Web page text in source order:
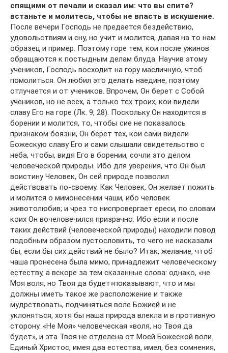
спящими от печали и сказал им: что вы спите?
встаньте и молитесь, чтобы не впасть в искушение.
После вечери Господь не предается бездействию,
удовольствиям и сну, но учит и молится, давая на то нам
образец и пример. Поэтому горе тем, кои после ужинов
обращаются к постыдным делам блуда. Научив этому
учеников, Господь восходит на гору масличную, чтоб
помолиться. Он любил это делать наедине, поэтому
отлучается и от учеников. Впрочем, Он берет с Собой
учеников, но не всех, а только тех троих, кои видели
славу Его на горе (Лк. 9, 28). Поскольку Он находится в
борении и молится, то, чтобы сие не показалось
признаком боязни, Он берет тех, кои сами видели
Божескую славу Его и сами слышали свидетельство с
неба, чтобы, видя Его в борении, сочли это делом
человеческой природы. Ибо для уверения, что Он был
воистину Человек, Он сей природе позволил
действовать по-своему. Как Человек, Он желает пожить
и молится о мимонесении чаши, ибо человек
животолюбив; и чрез то ниспровергает ереси, по словам
коих Он вочеловечился призрачно. Ибо если и после
таких действий (человеческой природы) находили повод
подобным образом пустословить, то чего не насказали
бы, если бы сих действий не было? Итак, желание, чтоб
чаша пронесена была мимо, принадлежит человеческому
естеству, а вскоре за тем сказанные слова: однако, «не
Моя воля, но Твоя да будет»показывают, что и мы
должны иметь такое же расположение и также
мудрствовать, подчиняться воле Божией и не
уклоняться, хотя бы наша природа влекла и в противную
сторону. «Не Моя» человеческая «воля, но Твоя да
будет», и эта Твоя не отделена от Моей Божеской воли.
Единый Христос, имея два естества, имел, без сомнения,